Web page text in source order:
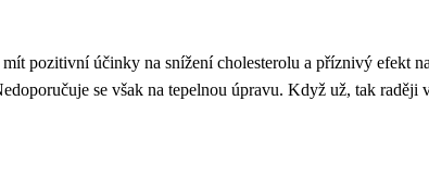
pozitivní účinky na snížení cholesterolu a příznivý efekt
se však na tepelnou úpravu. Když už, tak raději